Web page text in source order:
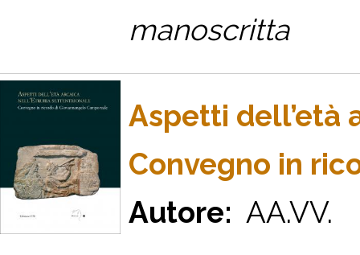
manoscritta
Aspetti dell’età
Convegno in
Autore: AA.VV.